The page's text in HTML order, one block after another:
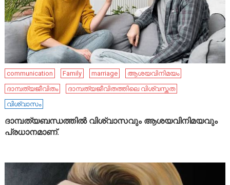
communication Family marriage
ആശയവിനിമയം
ദാമ്പത്യജീവിതം
ദാമ്പത്യജീവിതത്തിലെ വിശ്വസ്തത
വിശ്വാസം
ദാമ്പത്യബന്ധത്തിൽ വിശ്വാസവും ആശയവിനിമയവും
പ്രധാനമാണ്.